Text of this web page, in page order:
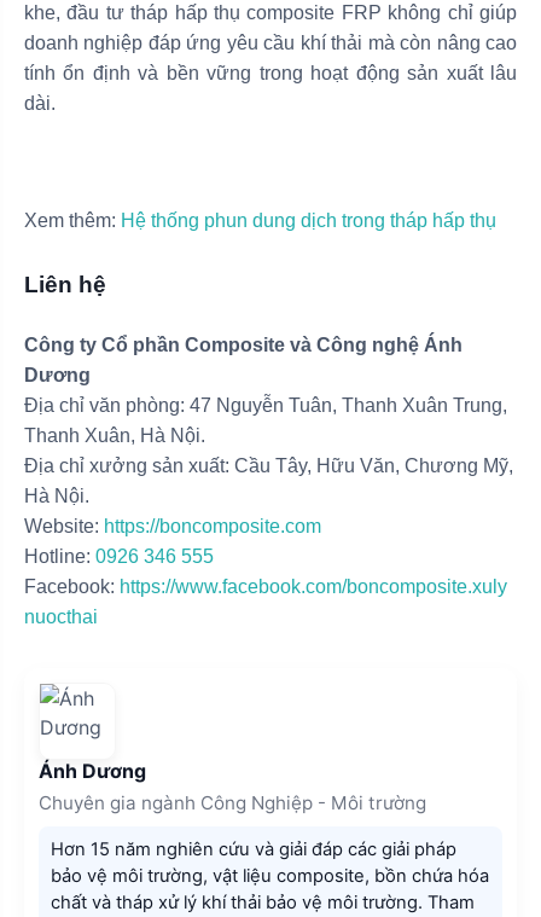
khe, đầu tư tháp hấp thụ composite FRP không chỉ giúp
doanh nghiệp đáp ứng yêu cầu khí thải mà còn nâng cao
tính ổn định và bền vững trong hoạt động sản xuất lâu
dài.
Xem thêm: Hệ thống phun dung dịch trong tháp hấp thụ
Liên hệ
Công ty Cổ phần Composite và Công nghệ Ánh
Dương
Địa chỉ văn phòng: 47 Nguyễn Tuân, Thanh Xuân Trung,
Thanh Xuân, Hà Nội.
Địa chỉ xưởng sản xuất: Cầu Tây, Hữu Văn, Chương Mỹ,
Hà Nội.
Website: https://boncomposite.com
Hotline: 0926 346 555
Facebook: https://www.facebook.com/boncomposite.xuly
nuocthai
Ánh Dương
Chuyên gia ngành Công Nghiệp - Môi trường
Hơn 15 năm nghiên cứu và giải đáp các giải pháp
bảo vệ môi trường, vật liệu composite, bồn chứa hóa
chất và tháp xử lý khí thải bảo vệ môi trường. Tham